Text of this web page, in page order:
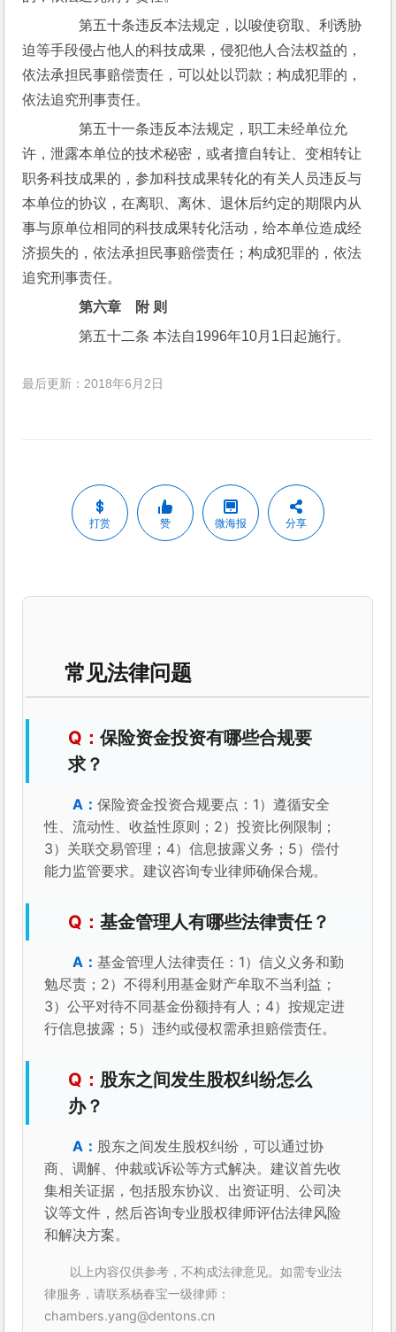
第五十条违反本法规定，以唆使窃取、利诱胁
迫等手段侵占他人的科技成果，侵犯他人合法权益的，
依法承担民事赔偿责任，可以处以罚款；构成犯罪的，
依法追究刑事责任。
第五十一条违反本法规定，职工未经单位允
许，泄露本单位的技术秘密，或者擅自转让、变相转让
职务科技成果的，参加科技成果转化的有关人员违反与
本单位的协议，在离职、离休、退休后约定的期限内从
事与原单位相同的科技成果转化活动，给本单位造成经
济损失的，依法承担民事赔偿责任；构成犯罪的，依法
追究刑事责任。
第六章　附 则
第五十二条 本法自1996年10月1日起施行。
最后更新：2018年6月2日
打赏 赞 微海报 分享
常见法律问题
保险资金投资有哪些合规要
求？
保险资金投资合规要点：1）遵循安全
性、流动性、收益性原则；2）投资比例限制；
3）关联交易管理；4）信息披露义务；5）偿付
能力监管要求。建议咨询专业律师确保合规。
基金管理人有哪些法律责任？
基金管理人法律责任：1）信义义务和勤
勉尽责；2）不得利用基金财产牟取不当利益；
3）公平对待不同基金份额持有人；4）按规定进
行信息披露；5）违约或侵权需承担赔偿责任。
股东之间发生股权纠纷怎么
办？
股东之间发生股权纠纷，可以通过协
商、调解、仲裁或诉讼等方式解决。建议首先收
集相关证据，包括股东协议、出资证明、公司决
议等文件，然后咨询专业股权律师评估法律风险
和解决方案。
以上内容仅供参考，不构成法律意见。如需专业法
律服务，请联系杨春宝一级律师：
chambers.yang@dentons.cn